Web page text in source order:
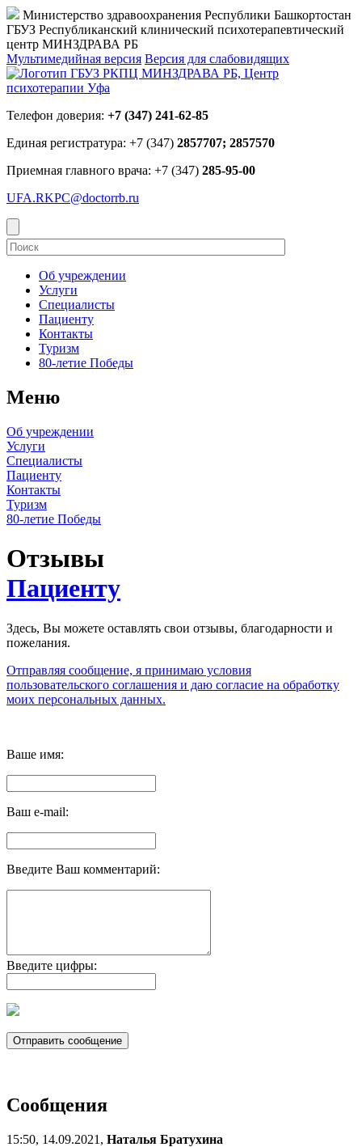
Министерство здравоохранения Республики Башкортостан
ГБУЗ Республиканский клинический психотерапевтический
центр МИНЗДРАВА РБ
Мультимедийная версия Версия для слабовидящих
Телефон доверия: +7 (347) 241-62-85
Единая регистратура: +7 (347) 2857707; 2857570
Приемная главного врача: +7 (347) 285-95-00
UFA.RKPC@doctorrb.ru
Об учреждении
Услуги
Специалисты
Пациенту
Контакты
Туризм
80-летие Победы
Меню
Об учреждении
Услуги
Специалисты
Пациенту
Контакты
Туризм
80-летие Победы
Отзывы
Пациенту
Здесь, Вы можете оставлять свои отзывы, благодарности и
пожелания.
Отправляя сообщение, я принимаю условия
пользовательского соглашения и даю согласие на обработку
моих персональных данных.
Ваше имя:
Ваш e-mail:
Введите Ваш комментарий:
Введите цифры:
Сообщения
15:50, 14.09.2021, Наталья Братухина